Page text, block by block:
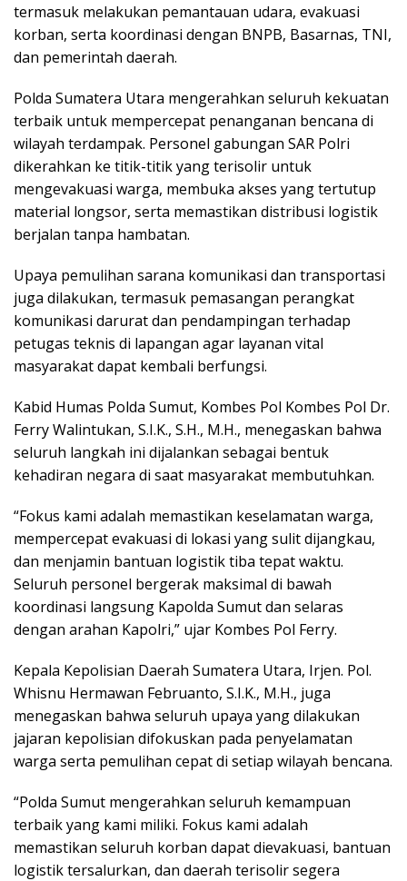
termasuk melakukan pemantauan udara, evakuasi
korban, serta koordinasi dengan BNPB, Basarnas, TNI,
dan pemerintah daerah.
Polda Sumatera Utara mengerahkan seluruh kekuatan
terbaik untuk mempercepat penanganan bencana di
wilayah terdampak. Personel gabungan SAR Polri
dikerahkan ke titik-titik yang terisolir untuk
mengevakuasi warga, membuka akses yang tertutup
material longsor, serta memastikan distribusi logistik
berjalan tanpa hambatan.
Upaya pemulihan sarana komunikasi dan transportasi
juga dilakukan, termasuk pemasangan perangkat
komunikasi darurat dan pendampingan terhadap
petugas teknis di lapangan agar layanan vital
masyarakat dapat kembali berfungsi.
Kabid Humas Polda Sumut, Kombes Pol Kombes Pol Dr.
Ferry Walintukan, S.I.K., S.H., M.H., menegaskan bahwa
seluruh langkah ini dijalankan sebagai bentuk
kehadiran negara di saat masyarakat membutuhkan.
“Fokus kami adalah memastikan keselamatan warga,
mempercepat evakuasi di lokasi yang sulit dijangkau,
dan menjamin bantuan logistik tiba tepat waktu.
Seluruh personel bergerak maksimal di bawah
koordinasi langsung Kapolda Sumut dan selaras
dengan arahan Kapolri,” ujar Kombes Pol Ferry.
Kepala Kepolisian Daerah Sumatera Utara, Irjen. Pol.
Whisnu Hermawan Februanto, S.I.K., M.H., juga
menegaskan bahwa seluruh upaya yang dilakukan
jajaran kepolisian difokuskan pada penyelamatan
warga serta pemulihan cepat di setiap wilayah bencana.
“Polda Sumut mengerahkan seluruh kemampuan
terbaik yang kami miliki. Fokus kami adalah
memastikan seluruh korban dapat dievakuasi, bantuan
logistik tersalurkan, dan daerah terisolir segera